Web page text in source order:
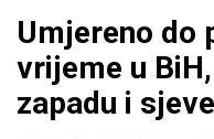
Umjereno do
vrijeme u
zapadu i